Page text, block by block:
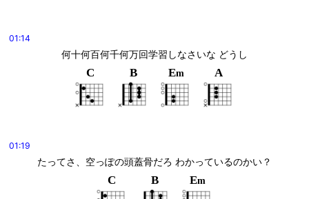
01:14
何十何百何千何万回学習しなさいな どうし
C B Em A
01:19
たってさ、空っぽの頭蓋骨だろ わかっているのかい？
C B Em